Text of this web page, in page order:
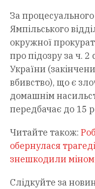
За
Ямпільського
окружної
про підозру за ч. 2
України
вбивство), що є
домашнім
передбачає до 15
Читайте також:
обернулася
знешкодили
Слідкуйте за